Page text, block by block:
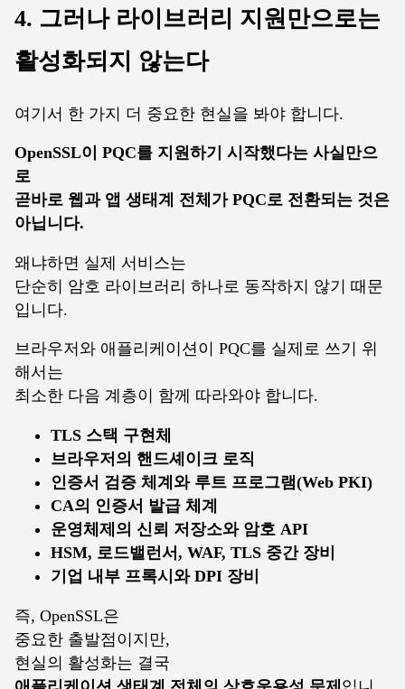
4. 그러나 라이브러리 지원만으로는
활성화되지 않는다
여기서 한 가지 더 중요한 현실을 봐야 합니다.
OpenSSL이 PQC를 지원하기 시작했다는 사실만으
로
곧바로 웹과 앱 생태계 전체가 PQC로 전환되는 것은
아닙니다.
왜냐하면 실제 서비스는
단순히 암호 라이브러리 하나로 동작하지 않기 때문
입니다.
브라우저와 애플리케이션이 PQC를 실제로 쓰기 위
해서는
최소한 다음 계층이 함께 따라와야 합니다.
TLS 스택 구현체
브라우저의 핸드셰이크 로직
인증서 검증 체계와 루트 프로그램(Web PKI)
CA의 인증서 발급 체계
운영체제의 신뢰 저장소와 암호 API
HSM, 로드밸런서, WAF, TLS 중간 장비
기업 내부 프록시와 DPI 장비
즉, OpenSSL은
중요한 출발점이지만,
현실의 활성화는 결국